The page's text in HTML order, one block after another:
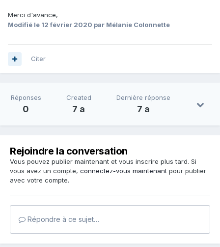
Merci d'avance,
Modifié le 12 février 2020 par Mélanie Colonnette
Citer
Réponses
0
Created
7 a
Dernière réponse
7 a
Rejoindre la conversation
Vous pouvez publier maintenant et vous inscrire plus tard. Si
vous avez un compte, connectez-vous maintenant pour publier
avec votre compte.
Répondre à ce sujet…